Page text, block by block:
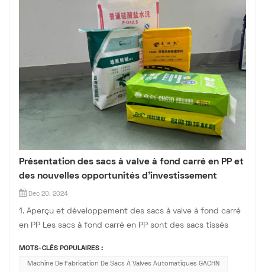
Présentation des sacs à valve à fond carré en PP et
des nouvelles opportunités d'investissement
Dec 20, 2024
1. Aperçu et développement des sacs à valve à fond carré
en PP Les sacs à fond carré en PP sont des sacs tissés
unique. Développés par la société autrichienne Starlinger
MOTS-CLÉS POPULAIRES :
Machine De Fabrication De Sacs À Valves Automatiques GACHN